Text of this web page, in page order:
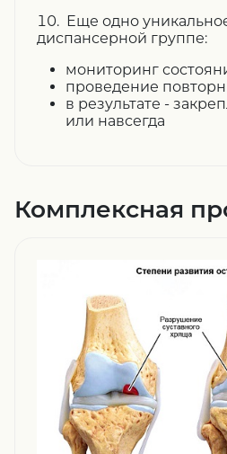
10. Еще одно
диспансерной группе:
мониторинг
проведение
в результате -
или навсегда
Комплексная